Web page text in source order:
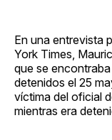
En una entrevista
York Times,
que se
detenidos el 25
víctima del oficial
mientras era